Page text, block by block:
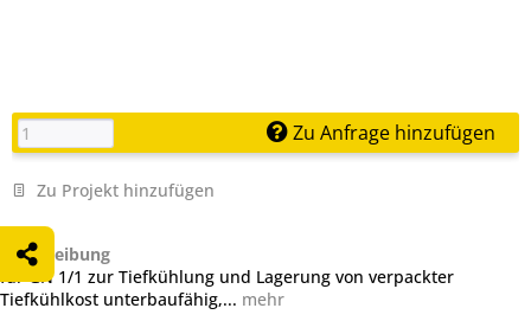
Zu Anfrage hinzufügen
Zu Projekt hinzufügen
Beschreibung
für GN 1/1 zur Tiefkühlung und Lagerung von verpackter
Tiefkühlkost unterbaufähig,... mehr